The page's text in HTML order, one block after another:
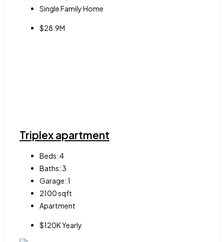
Single Family Home
$28.9M
Triplex apartment
Beds:4
Baths:3
Garage:1
2100sqft
Apartment
$120K Yearly